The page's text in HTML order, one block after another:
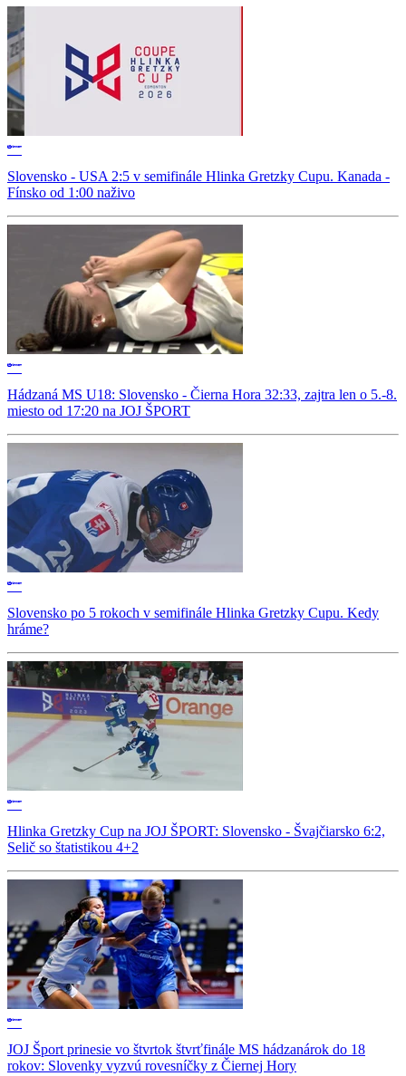
Slovensko - USA 2:5 v semifinále Hlinka Gretzky Cupu. Kanada -
Fínsko od 1:00 naživo
Hádzaná MS U18: Slovensko - Čierna Hora 32:33, zajtra len o 5.-8.
miesto od 17:20 na JOJ ŠPORT
Slovensko po 5 rokoch v semifinále Hlinka Gretzky Cupu. Kedy
hráme?
Hlinka Gretzky Cup na JOJ ŠPORT: Slovensko - Švajčiarsko 6:2,
Selič so štatistikou 4+2
JOJ Šport prinesie vo štvrtok štvrťfinále MS hádzanárok do 18
rokov: Slovenky vyzvú rovesníčky z Čiernej Hory